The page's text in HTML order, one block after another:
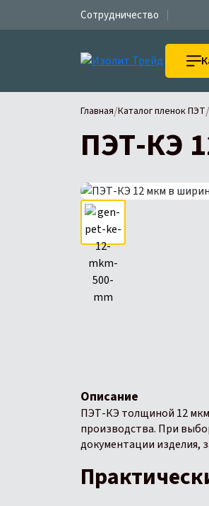
Сотрудничество
Главная/Каталог пленок ПЭТ/
ПЭТ-КЭ
Описание
ПЭТ-КЭ толщиной 12
производства. При
документации изделия,